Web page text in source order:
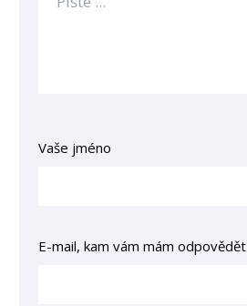
Vaše jméno
E-mail, kam vám mám odpovědět